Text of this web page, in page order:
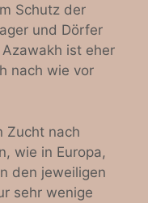
Schutz der
und Dörfer
ist eher
nach wie vor
Zucht nach
wie in Europa,
den jeweiligen
sehr wenige